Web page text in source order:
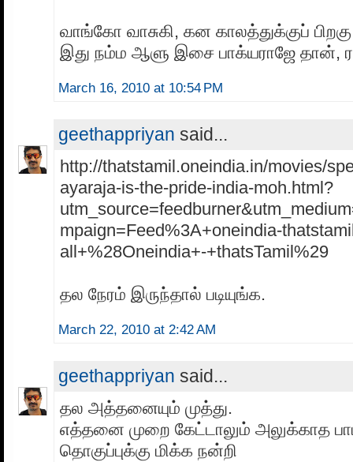
வாங்கோ வாசுகி, கன காலத்துக்குப் பிறகு
இது நம்ம ஆளு இசை பாக்யராஜே தான்,
March 16, 2010 at 10:54 PM
geethappriyan said...
http://thatstamil.oneindia.in/movies/
ayaraja-is-the-pride-india-moh.html?
mpaign=Feed%3A+oneindia-
all+%28Oneindia+-+thatsTamil%29
தல நேரம் இருந்தால் படியுங்க.
March 22, 2010 at 2:42 AM
geethappriyan said...
தல அத்தனையும் முத்து.
எத்தனை முறை கேட்டாலும் அலுக்காத
தொகுப்புக்கு மிக்க நன்றி